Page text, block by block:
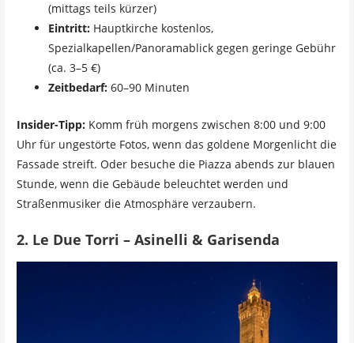
(mittags teils kürzer)
Eintritt:Hauptkirche kostenlos,
Spezialkapellen/Panoramablick gegen geringe Gebühr
(ca. 3–5 €)
Zeitbedarf:60–90 Minuten
Insider-Tipp:Komm früh morgens zwischen 8:00 und 9:00
Uhr für ungestörte Fotos, wenn das goldene Morgenlicht die
Fassade streift. Oder besuche die Piazza abends zur blauen
Stunde, wenn die Gebäude beleuchtet werden und
Straßenmusiker die Atmosphäre verzaubern.
2. Le Due Torri – Asinelli & Garisenda